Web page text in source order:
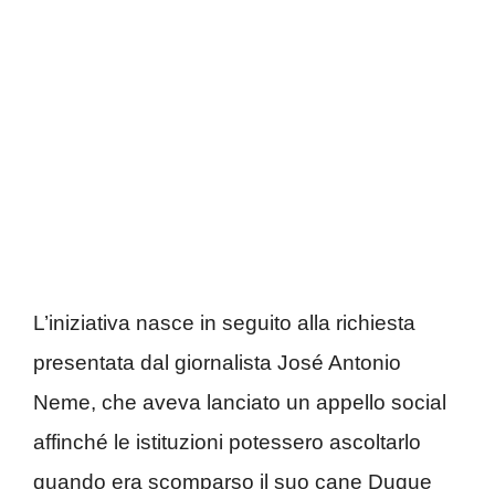
L’iniziativa nasce in seguito alla richiesta
presentata dal giornalista José Antonio
Neme, che aveva lanciato un appello social
affinché le istituzioni potessero ascoltarlo
quando era scomparso il suo cane Duque